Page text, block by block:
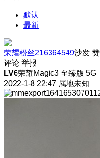
默认
最新
荣耀粉丝216364549沙发 赞
评论 举报
LV6荣耀Magic3 至臻版 5G
2022-1-8 22:47 属地未知